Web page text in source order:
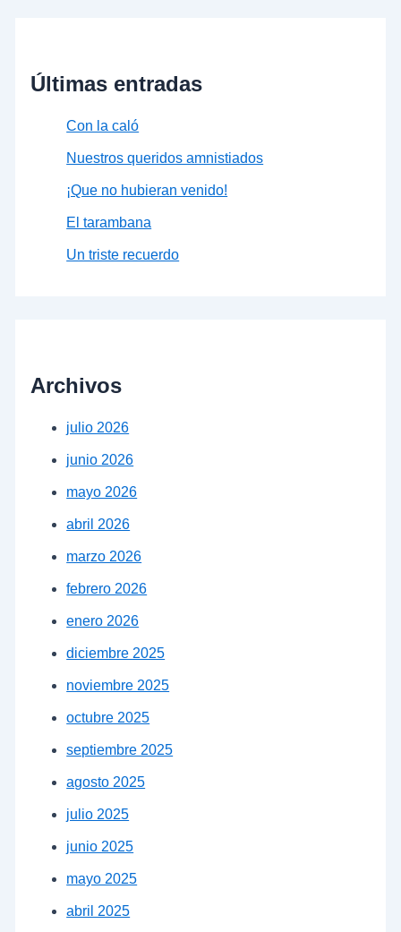
Últimas entradas
Con la caló
Nuestros queridos amnistiados
¡Que no hubieran venido!
El tarambana
Un triste recuerdo
Archivos
julio 2026
junio 2026
mayo 2026
abril 2026
marzo 2026
febrero 2026
enero 2026
diciembre 2025
noviembre 2025
octubre 2025
septiembre 2025
agosto 2025
julio 2025
junio 2025
mayo 2025
abril 2025